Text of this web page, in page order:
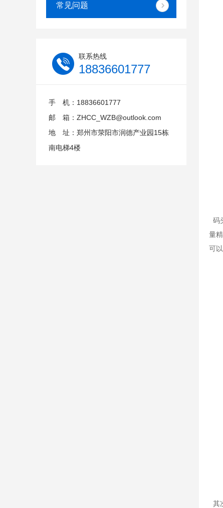
常见问题
联系热线
18836601777
手 机：18836601777
邮 箱：ZHCC_WZB@outlook.com
地 址：郑州市荥阳市润德产业园15栋
南电梯4楼
码
量
可
其